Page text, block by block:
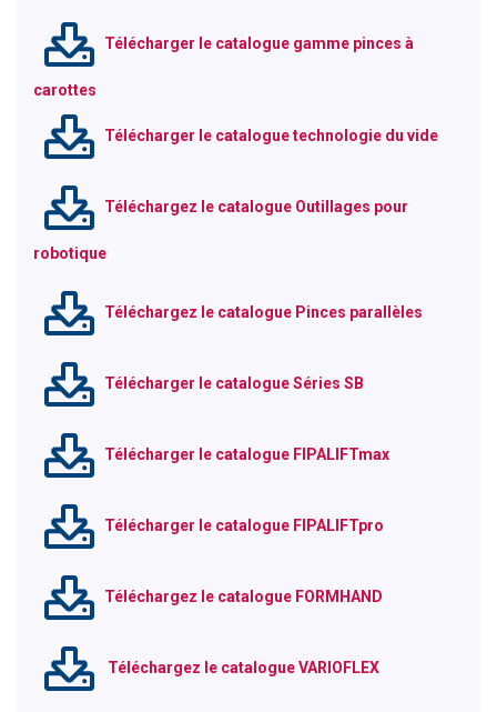
Télécharger le catalogue gamme pinces à
carottes
Télécharger le catalogue technologie du vide
Téléchargez le catalogue Outillages pour
robotique
Téléchargez le catalogue Pinces parallèles
Télécharger le catalogue Séries SB
Télécharger le catalogue FIPALIFTmax
Télécharger le catalogue FIPALIFTpro
Téléchargez le catalogue FORMHAND
Téléchargez le catalogue VARIOFLEX